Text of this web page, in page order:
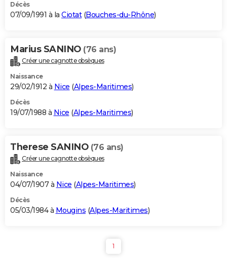
Décès
07/09/1991 à la Ciotat(Bouches-du-Rhône)
Marius SANINO (76 ans)
Créer une cagnotte obsèques
Naissance
29/02/1912 à Nice (Alpes-Maritimes)
Décès
19/07/1988 à Nice (Alpes-Maritimes)
Therese SANINO (76 ans)
Créer une cagnotte obsèques
Naissance
04/07/1907 à Nice (Alpes-Maritimes)
Décès
05/03/1984 à Mougins (Alpes-Maritimes)
1